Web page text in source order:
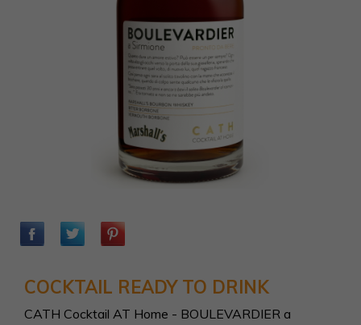
COCKTAIL READY TO DRINK
CATH Cocktail AT Home - BOULEVARDIER a